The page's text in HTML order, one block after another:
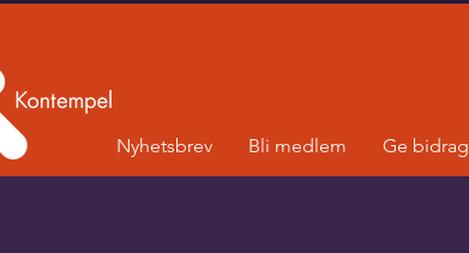
Nyhetsbrev Bli medlem Ge bidrag